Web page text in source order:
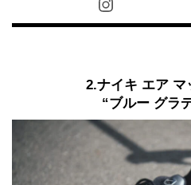
2.ナイキ エア マ
“ブルー グラ